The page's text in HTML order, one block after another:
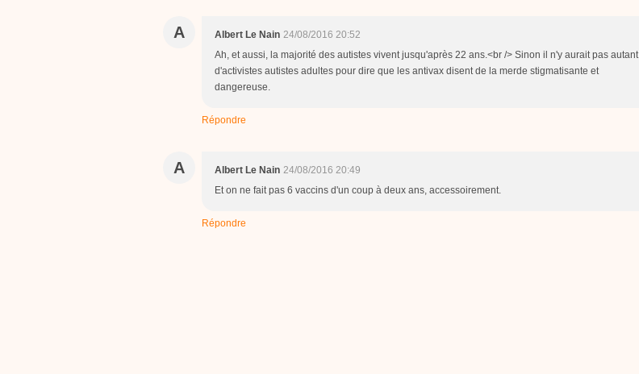
A Albert Le Nain 24/08/2016 20:52
Ah, et aussi, la majorité des autistes vivent jusqu'après 22 ans.<br /> Sinon il n'y aurait pas autant
d'activistes autistes adultes pour dire que les antivax disent de la merde stigmatisante et
dangereuse.
Répondre
A Albert Le Nain 24/08/2016 20:49
Et on ne fait pas 6 vaccins d'un coup à deux ans, accessoirement.
Répondre